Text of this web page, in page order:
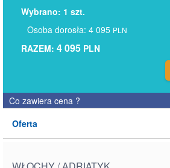
Wybrano: 1 szt.
Osoba dorosła: 4 095 PLN
RAZEM: 4 095 PLN
Co zawiera cena ?
Oferta